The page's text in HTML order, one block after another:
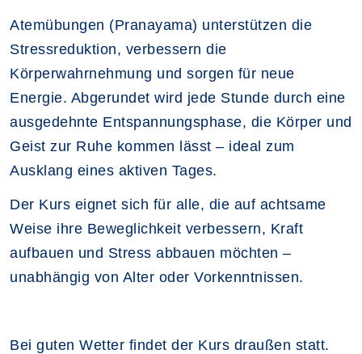
Atemübungen (Pranayama) unterstützen die
Stressreduktion, verbessern die
Körperwahrnehmung und sorgen für neue
Energie. Abgerundet wird jede Stunde durch eine
ausgedehnte Entspannungsphase, die Körper und
Geist zur Ruhe kommen lässt – ideal zum
Ausklang eines aktiven Tages.
Der Kurs eignet sich für alle, die auf achtsame
Weise ihre Beweglichkeit verbessern, Kraft
aufbauen und Stress abbauen möchten –
unabhängig von Alter oder Vorkenntnissen.
Bei guten Wetter findet der Kurs draußen statt.